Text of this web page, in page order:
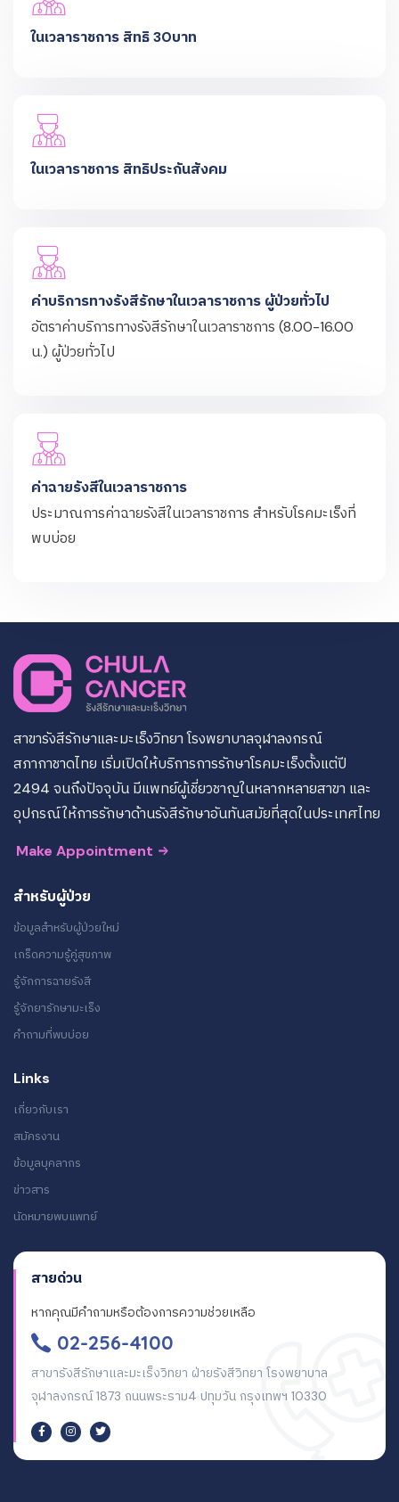
ในเวลาราชการ สิทธิ 30บาท
ในเวลาราชการ สิทธิประกันสังคม
ค่าบริการทางรังสีรักษาในเวลาราชการ ผู้ป่วยทั่วไป
อัตราค่าบริการทางรังสีรักษาในเวลาราชการ (8.00-16.00
น.) ผู้ป่วยทั่วไป
ค่าฉายรังสีในเวลาราชการ
ประมาณการค่าฉายรังสีในเวลาราชการ สำหรับโรคมะเร็งที่
พบบ่อย
สาขารังสีรักษาและมะเร็งวิทยา โรงพยาบาลจุฬาลงกรณ์
สภากาชาดไทย เริ่มเปิดให้บริการการรักษาโรคมะเร็งตั้งแต่ปี
2494 จนถึงปัจจุบัน มีแพทย์ผู้เชี่ยวชาญในหลากหลายสาขา และ
อุปกรณ์ให้การรักษาด้านรังสีรักษาอันทันสมัยที่สุดในประเทศไทย
Make Appointment
สำหรับผู้ป่วย
ข้อมูลสำหรับผู้ป่วยใหม่
เกร็ดความรู้คู่สุขภาพ
รู้จักการฉายรังสี
รู้จักยารักษามะเร็ง
คำถามที่พบบ่อย
Links
เกี่ยวกับเรา
สมัครงาน
ข้อมูลบุคลากร
ข่าวสาร
นัดหมายพบแพทย์
สายด่วน
หากคุณมีคำถามหรือต้องการความช่วยเหลือ
02-256-4100
สาขารังสีรักษาและมะเร็งวิทยา ฝ่ายรังสีวิทยา โรงพยาบาล
จุฬาลงกรณ์ 1873 ถนนพระราม4 ปทุมวัน กรุงเทพฯ 10330